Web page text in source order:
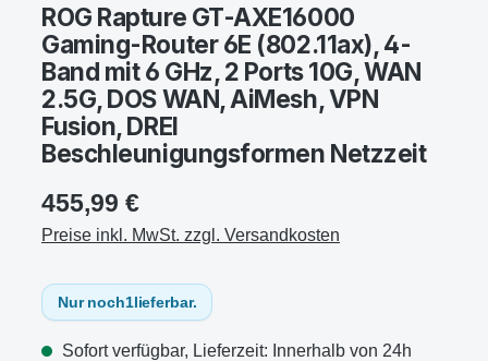
ROG Rapture GT-AXE16000
Gaming-Router 6E (802.11ax), 4-
Band mit 6 GHz, 2 Ports 10G, WAN
2.5G, DOS WAN, AiMesh, VPN
Fusion, DREI
Beschleunigungsformen Netzzeit
455,99 €
Preise inkl. MwSt. zzgl. Versandkosten
Nur noch1lieferbar.
Sofort verfügbar, Lieferzeit: Innerhalb von 24h